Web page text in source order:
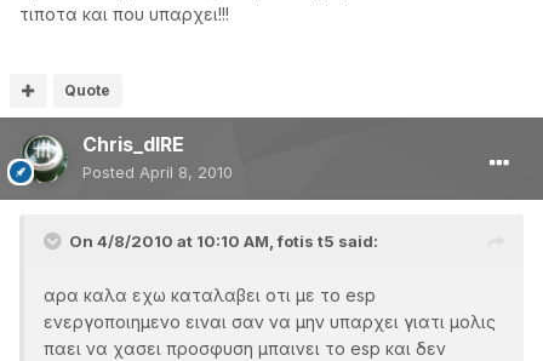
τιποτα και που υπαρχει!!!
Quote
Chris_dIRE
Posted April 8, 2010
On 4/8/2010 at 10:10 AM, fotis t5 said:
αρα καλα εχω καταλαβει οτι με το esp
ενεργοποιημενο ειναι σαν να μην υπαρχει γιατι μολις
παει να χασει προσφυση μπαινει το esp και δεν